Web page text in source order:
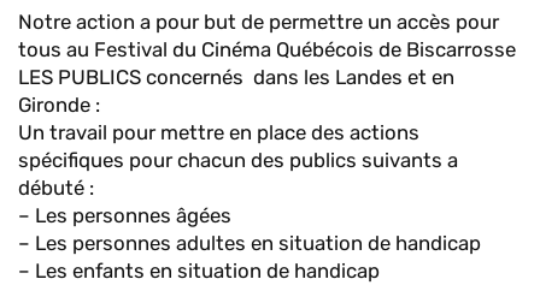
Notre action a pour but de permettre un accès pour
tous au Festival du Cinéma Québécois de Biscarrosse
LES PUBLICS concernés dans les Landes et en
Gironde :
Un travail pour mettre en place des actions
spécifiques pour chacun des publics suivants a
débuté :
– Les personnes âgées
– Les personnes adultes en situation de handicap
– Les enfants en situation de handicap